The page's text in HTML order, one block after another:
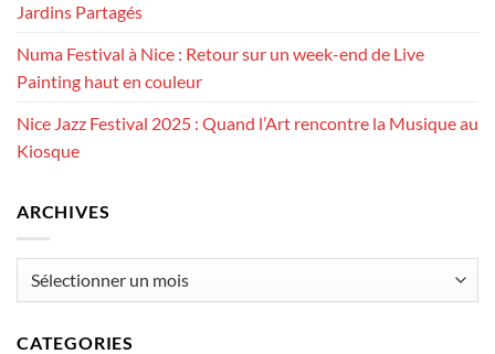
Jardins Partagés
Numa Festival à Nice : Retour sur un week-end de Live
Painting haut en couleur
Nice Jazz Festival 2025 : Quand l’Art rencontre la Musique au
Kiosque
ARCHIVES
CATEGORIES